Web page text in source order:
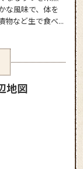
な風味で、体を
物など生で食べ...
地図